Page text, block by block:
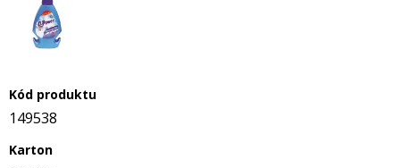
Kód produktu
149538
Karton